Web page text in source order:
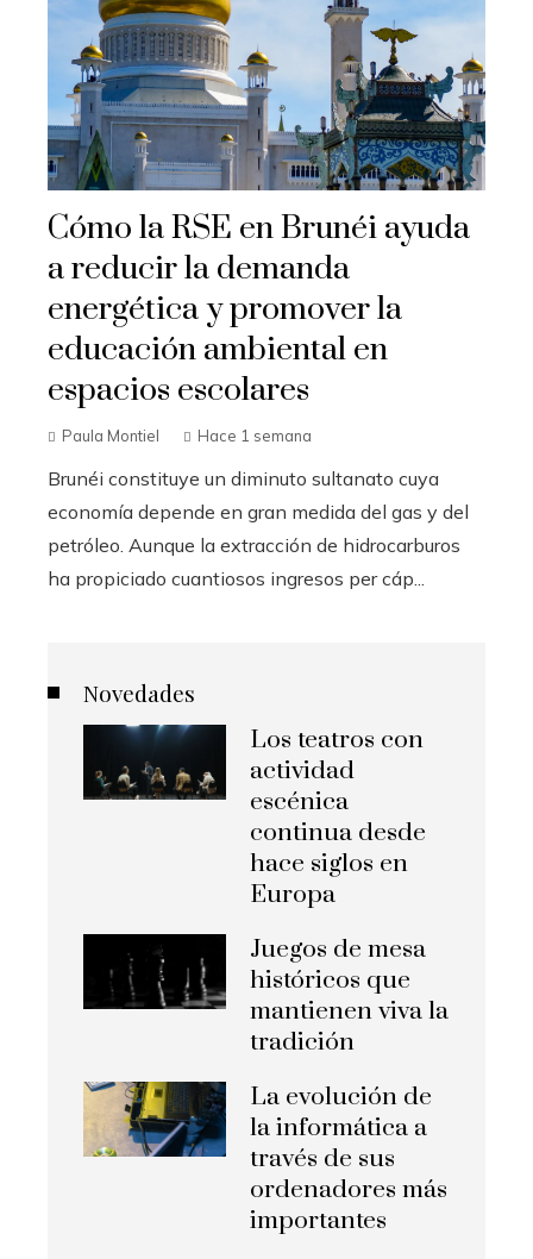
Cómo la RSE en Brunéi ayuda
a reducir la demanda
energética y promover la
educación ambiental en
espacios escolares
Paula Montiel Hace 1 semana
Brunéi constituye un diminuto sultanato cuya
economía depende en gran medida del gas y del
petróleo. Aunque la extracción de hidrocarburos
ha propiciado cuantiosos ingresos per cáp...
Novedades
Los teatros con
actividad
escénica
continua desde
hace siglos en
Europa
Juegos de mesa
históricos que
mantienen viva la
tradición
La evolución de
la informática a
través de sus
ordenadores más
importantes